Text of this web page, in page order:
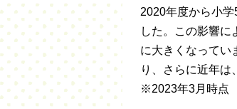
2020年度から小
した。この影響に
に大きくなってい
り、さらに近年は
※2023年3月時点